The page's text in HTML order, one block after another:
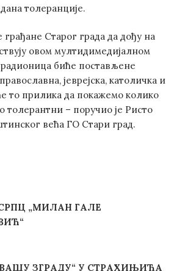
толеранције.
Старог града да дођу на
овом мултидимедијалном
радионица биће постављене
јеврејска, католичка и
то прилика да покажемо колико
толерантни – поручио је Ристо
већа ГО Стари град.
„МИЛАН ГАЛЕ
ВАШУ ЗГРАДУ“ У СТРАХИЊИЋА